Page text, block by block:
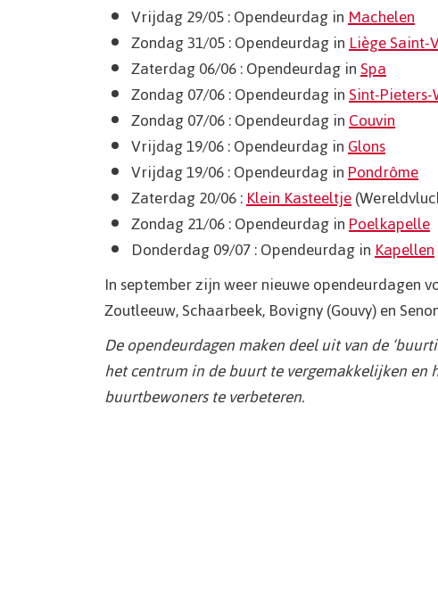
Vrijdag 29/05 : Opendeurdag inMachelen
Zondag 31/05 : Opendeurdag inLiège Saint-
Zaterdag 06/06 : Opendeurdag inSpa
Zondag 07/06 : Opendeurdag inSint-
Zondag 07/06 : Opendeurdag inCouvin
Vrijdag 19/06 : Opendeurdag inGlons
Vrijdag 19/06 : Opendeurdag inPondrôme
Zaterdag 20/06 :Klein Kasteeltje
Zondag 21/06 : Opendeurdag inPoelkapelle
Donderdag 09/07 : Opendeurdag inKapellen
In september zijn weer nieuwe opendeurdagen
Zoutleeuw, Schaarbeek, Bovigny (Gouvy) en
De opendeurdagen maken deel uit van de
het centrum in de buurt te vergemakkelijken en
buurtbewoners te verbeteren.